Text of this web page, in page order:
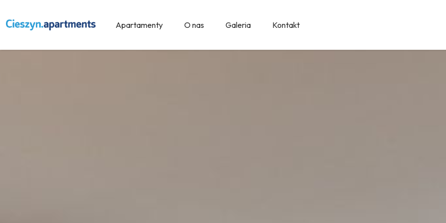
Apartamenty O nas Galeria Kontakt